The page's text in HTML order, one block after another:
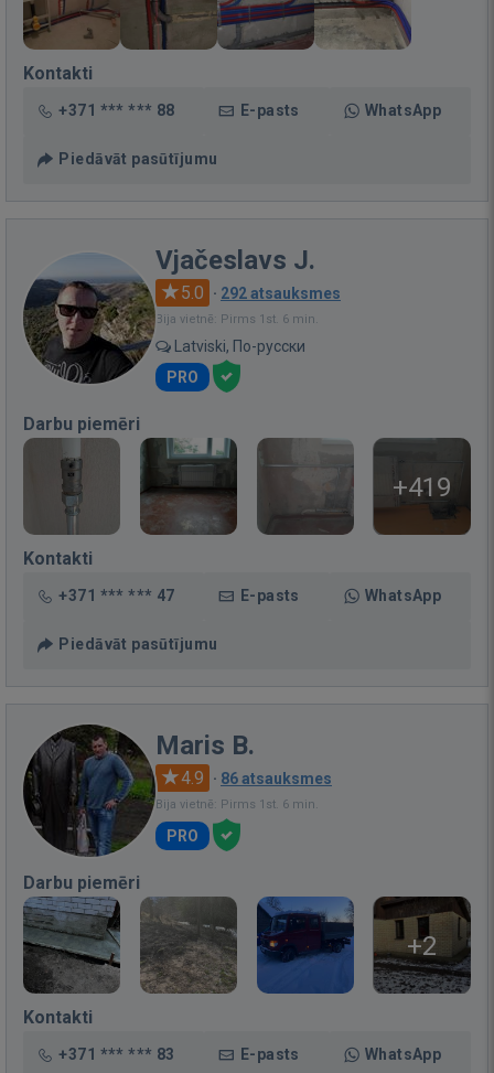
Kontakti
+371 *** *** 88 E-pasts WhatsApp
Piedāvāt pasūtījumu
Vjačeslavs J.
5.0 · 292 atsauksmes
Bija vietnē: Pirms 1st. 6 min.
Latviski, По-русски
PRO
Darbu piemēri
+419
Kontakti
+371 *** *** 47 E-pasts WhatsApp
Piedāvāt pasūtījumu
Maris B.
4.9 · 86 atsauksmes
Bija vietnē: Pirms 1st. 6 min.
PRO
Darbu piemēri
+2
Kontakti
+371 *** *** 83 E-pasts WhatsApp